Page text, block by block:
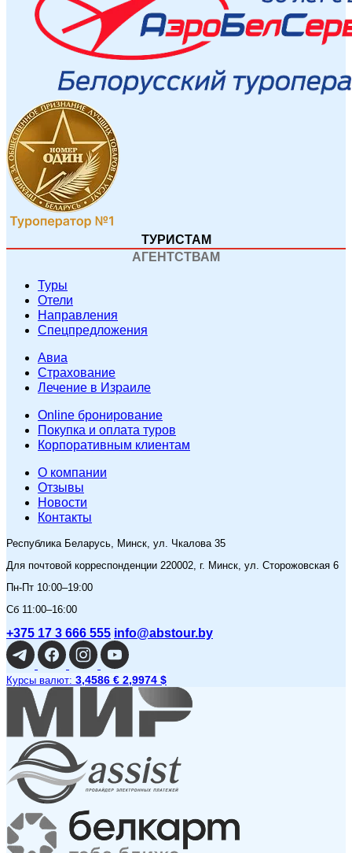
ТУРИСТАМ
АГЕНТСТВАМ
Туры
Отели
Направления
Спецпредложения
Авиа
Страхование
Лечение в Израиле
Online бронирование
Покупка и оплата туров
Корпоративным клиентам
O компании
Отзывы
Новости
Контакты
Республика Беларусь, Минск, ул. Чкалова 35
Для почтовой корреспонденции 220002, г. Минск, ул. Сторожовская 6
Пн-Пт 10:00–19:00
Сб 11:00–16:00
+375 17 3 666 555 info@abstour.by
Курсы валют: 3,4586 € 2,9974 $